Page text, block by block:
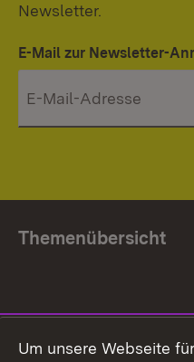
Newsletter.
E-Mail zur Newsletter-
Themenübersicht
Um unsere Webseite